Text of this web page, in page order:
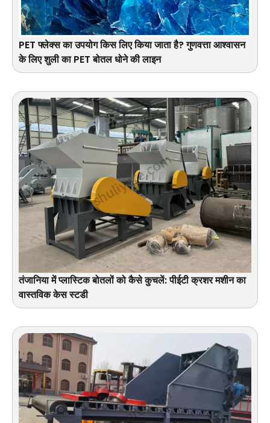
PET फ्लेक्स का उपयोग किस लिए किया जाता है? गुणवत्ता आश्वासन
के लिए शुली का PET बोतल धोने की लाइन
तंजानिया में प्लास्टिक बोतलों को कैसे कुचलें: पीईटी क्रशर मशीन का
वास्तविक केस स्टडी